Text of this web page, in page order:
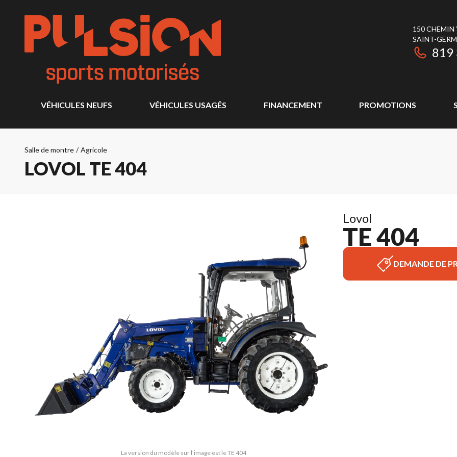
150 CHEMIN
SAINT-
819
VÉHICULES NEUFS VÉHICULES USAGÉS FINANCEMENT PROMOTIONS
Salle de montre / Agricole
LOVOL TE 404
La version du modèle sur l'image est le TE 404
Lovol
TE 404
DEMANDE DE